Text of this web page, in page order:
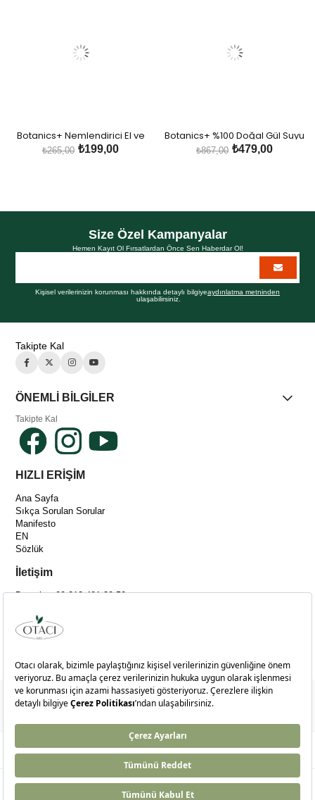
Botanics+ Nemlendirici El ve
Vücut Bakım Kremi - Gül Özleri
₺199,00
₺265,00
Botanics+ %100 Doğal Gül Suyu
Spreyi 50ml 3'lü Set
₺479,00
₺867,00
Size Özel Kampanyalar
Hemen Kayıt Ol Fırsatlardan Önce Sen Haberdar Ol!
Kişisel verilerinizin korunması hakkında detaylı bilgiyeaydınlatma metninden
ulaşabilirsiniz.
Takipte Kal
ÖNEMLİ BİLGİLER
Takipte Kal
HIZLI ERİŞİM
Ana Sayfa
Sıkça Sorulan Sorular
Manifesto
EN
Sözlük
İletişim
Destek: +90 212 481 30 50
Adres :
Merkez Mah. Bağlar Cad. No:14C İç Kapı No:4 Kağıthane-İSTANBUL
© 2024otaci.com- Tüm Hakları Saklıdır.